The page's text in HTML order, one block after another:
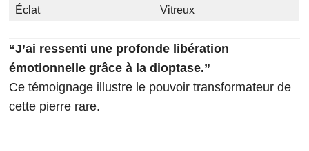
Éclat
Vitreux
“J’ai ressenti une profonde libération
émotionnelle grâce à la dioptase.”
Ce témoignage illustre le pouvoir transformateur de
cette pierre rare.